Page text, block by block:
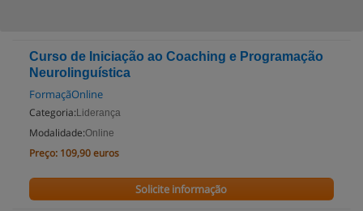
Curso de Iniciação ao Coaching e Programação
Neurolinguística
FormaçãOnline
Categoria: Liderança
Modalidade:Online
Preço: 109,90 euros
Solicite informação